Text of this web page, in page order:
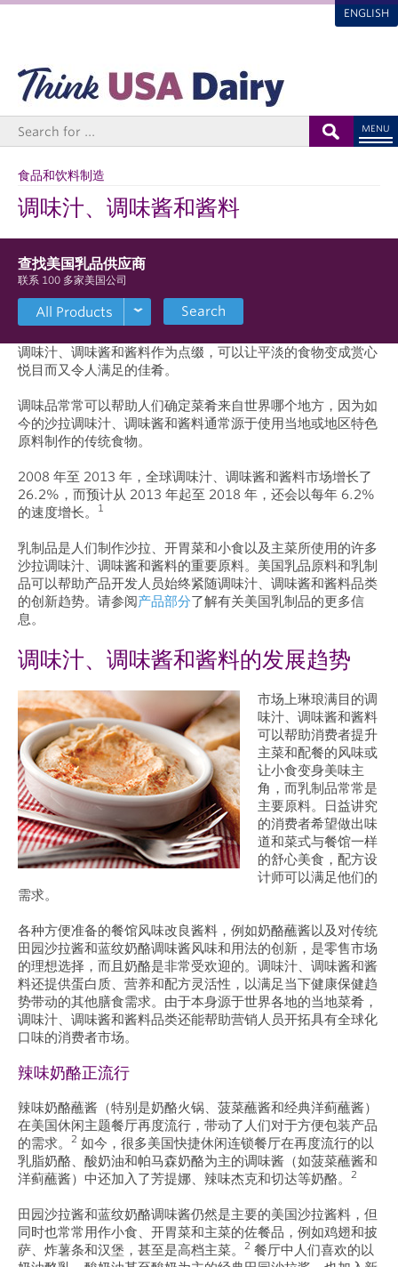
ENGLISH
MENU
食品和饮料制造
调味汁、调味酱和酱料
查找美国乳品供应商
联系 100 多家美国公司
Search
调味汁、调味酱和酱料作为点缀，可以让平淡的食物变成赏心
悦目而又令人满足的佳肴。
调味品常常可以帮助人们确定菜肴来自世界哪个地方，因为如
今的沙拉调味汁、调味酱和酱料通常源于使用当地或地区特色
原料制作的传统食物。
2008 年至 2013 年，全球调味汁、调味酱和酱料市场增长了
26.2%，而预计从 2013 年起至 2018 年，还会以每年 6.2%
的速度增长。
1
乳制品是人们制作沙拉、开胃菜和小食以及主菜所使用的许多
沙拉调味汁、调味酱和酱料的重要原料。美国乳品原料和乳制
品可以帮助产品开发人员始终紧随调味汁、调味酱和酱料品类
的创新趋势。请参阅产品部分了解有关美国乳制品的更多信
息。
调味汁、调味酱和酱料的发展趋势
市场上琳琅满目的调
味汁、调味酱和酱料
可以帮助消费者提升
主菜和配餐的风味或
让小食变身美味主
角，而乳制品常常是
主要原料。日益讲究
的消费者希望做出味
道和菜式与餐馆一样
的舒心美食，配方设
计师可以满足他们的
需求。
各种方便准备的餐馆风味改良酱料，例如奶酪蘸酱以及对传统
田园沙拉酱和蓝纹奶酪调味酱风味和用法的创新，是零售市场
的理想选择，而且奶酪是非常受欢迎的。调味汁、调味酱和酱
料还提供蛋白质、营养和配方灵活性，以满足当下健康保健趋
势带动的其他膳食需求。由于本身源于世界各地的当地菜肴，
调味汁、调味酱和酱料品类还能帮助营销人员开拓具有全球化
口味的消费者市场。
辣味奶酪正流行
辣味奶酪蘸酱（特别是奶酪火锅、菠菜蘸酱和经典洋蓟蘸酱）
在美国休闲主题餐厅再度流行，带动了人们对于方便包装产品
的需求。
2 如今，很多美国快捷休闲连锁餐厅在再度流行的以
乳脂奶酪、酸奶油和帕马森奶酪为主的调味酱（如菠菜蘸酱和
洋蓟蘸酱）中还加入了芳提娜、辣味杰克和切达等奶酪。
2
田园沙拉酱和蓝纹奶酪调味酱仍然是主要的美国沙拉酱料，但
同时也常常用作小食、开胃菜和主菜的佐餐品，例如鸡翅和披
萨、炸薯条和汉堡，甚至是高档主菜。
2 餐厅中人们喜欢的以